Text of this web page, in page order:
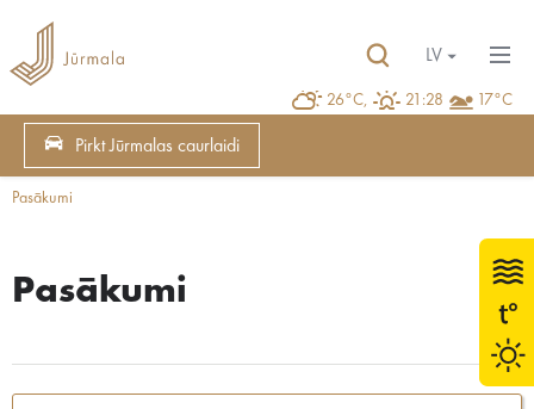
26°C, 21:28 17°C
LV
Pirkt Jūrmalas caurlaidi
Pasākumi
Pasākumi